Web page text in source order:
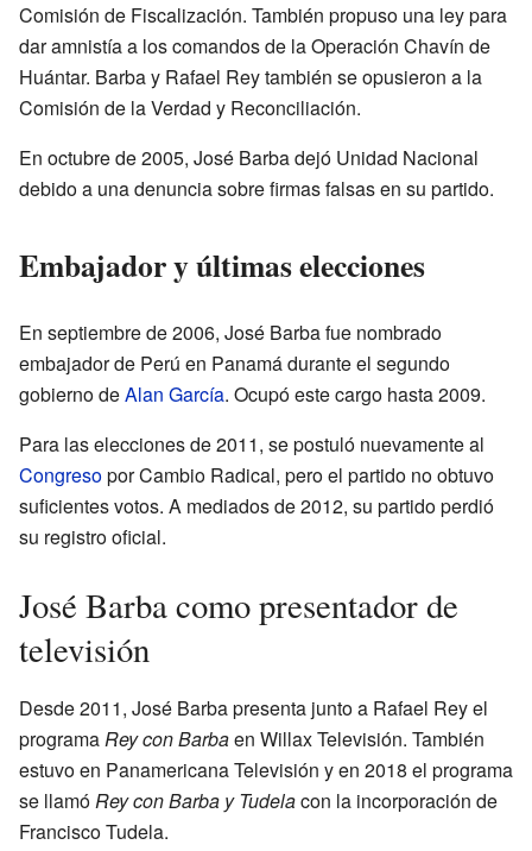
Comisión de Fiscalización. También propuso una ley para
dar amnistía a los comandos de la Operación Chavín de
Huántar. Barba y Rafael Rey también se opusieron a la
Comisión de la Verdad y Reconciliación.
En octubre de 2005, José Barba dejó Unidad Nacional
debido a una denuncia sobre firmas falsas en su partido.
Embajador y últimas elecciones
En septiembre de 2006, José Barba fue nombrado
embajador de Perú en Panamá durante el segundo
gobierno deAlan García. Ocupó este cargo hasta 2009.
Para las elecciones de 2011, se postuló nuevamente al
Congresopor Cambio Radical, pero el partido no obtuvo
suficientes votos. A mediados de 2012, su partido perdió
su registro oficial.
José Barba como presentador de
televisión
Desde 2011, José Barba presenta junto a Rafael Rey el
programaRey con Barbaen Willax Televisión. También
estuvo en Panamericana Televisión y en 2018 el programa
se llamóRey con Barba y Tudelacon la incorporación de
Francisco Tudela.